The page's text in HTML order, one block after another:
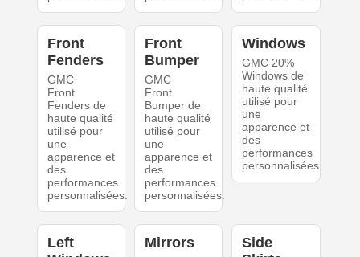
Front
Fenders
GMC
Front
Fenders de
haute qualité
utilisé pour
une
apparence et
des
performances
personnalisées.
Front
Bumper
GMC
Front
Bumper de
haute qualité
utilisé pour
une
apparence et
des
performances
personnalisées.
Windows
GMC 20%
Windows de
haute qualité
utilisé pour
une
apparence et
des
performances
personnalisées.
Left
Mirrors
Side